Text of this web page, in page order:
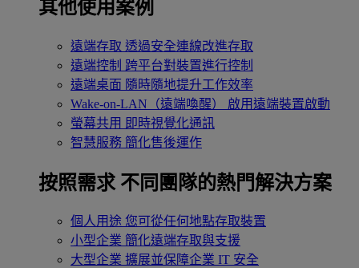
其他使用案例
遠端存取 透過安全連線改進存取
遠端控制 跨平台對裝置進行控制
遠端桌面 隨時隨地提升工作效率
Wake-on-LAN（遠端喚醒）
啟用遠端裝置啟動
螢幕共用 即時視覺化通訊
智慧服務 簡化售後運作
按照需求 不同團隊的熱門解決方案
個人用途 您可從任何地點存取裝置
小型企業 簡化遠端存取與支援
大型企業 擴展並保障企業 IT 安全